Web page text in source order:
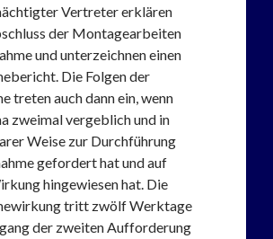
Vertreter erklären
der Montagearbeiten
und unterzeichnen einen
Die Folgen der
treten auch dann ein, wenn
zweimal vergeblich und in
Weise zur Durchführung
gefordert hat und auf
hingewiesen hat. Die
tritt zwölf Werktage
der zweiten Aufforderung